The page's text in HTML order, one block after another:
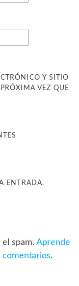
Y SITIO
VEZ QUE
ENTRADA.
spam. Aprende
comentarios.